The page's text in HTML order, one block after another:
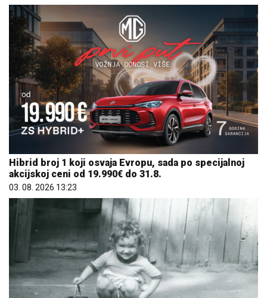
Hibrid broj 1 koji osvaja Evropu, sada po specijalnoj
akcijskoj ceni od 19.990€ do 31.8.
03. 08. 2026 13:23